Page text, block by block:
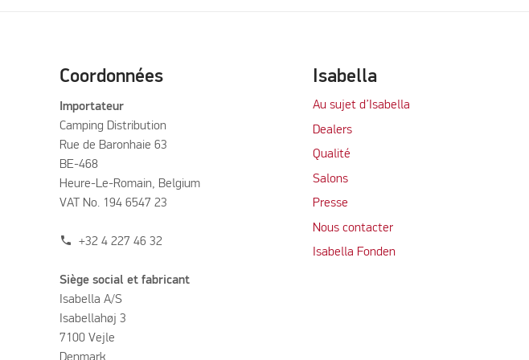
Coordonnées
Importateur
Camping Distribution
Rue de Baronhaie 63
BE-468
Heure-Le-Romain, Belgium
VAT No. 194 6547 23
phone +32 4 227 46 32
Siège social et fabricant
Isabella A/S
Isabellahøj 3
7100 Vejle
Isabella
Au sujet d’Isabella
Dealers
Qualité
Salons
Presse
Nous contacter
Isabella Fonden